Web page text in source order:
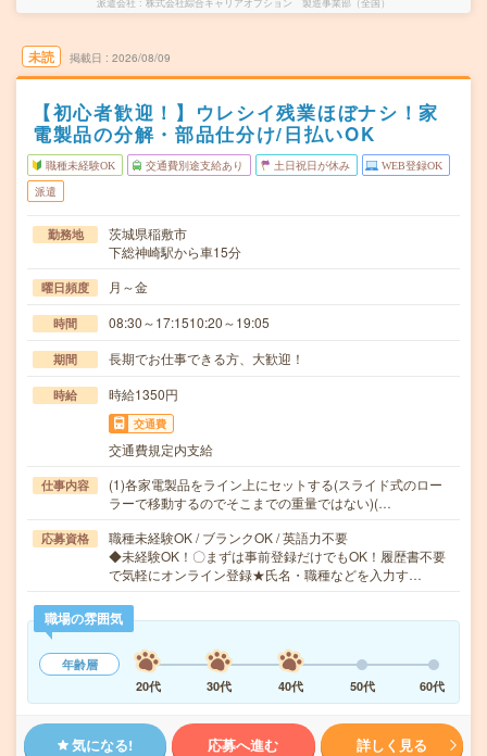
未読 掲載日 2026/08/09
【初心者歓迎！】ウレシイ残業ほぼナシ！家
電製品の分解・部品仕分け/日払いOK
職種未経験OK 交通費別途支給あり 土日祝日が休み WEB登録OK
派遣
勤務地
茨城県稲敷市
下総神崎駅から車15分
曜日頻度 月～金
時間 08:30～17:1510:20～19:05
期間 長期でお仕事できる方、大歓迎！
時給 時給1350円
交通費
交通費規定内支給
仕事内容
(1)各家電製品をライン上にセットする(スライド式のロー
ラーで移動するのでそこまでの重量ではない)(…
応募資格
職種未経験OK / ブランクOK / 英語力不要
◆未経験OK！〇まずは事前登録だけでもOK！履歴書不要
で気軽にオンライン登録★氏名・職種などを入力す…
職場の雰囲気
年齢層
20代
30代 40代 50代 60代
気になる! 応募へ進む 詳しく見る